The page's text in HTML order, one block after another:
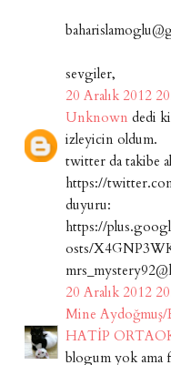
sevgiler,
20 Aralık 2012
Unknown dedi
izleyicin oldum.
twitter da takibe
https://
duyuru:
https://
osts/
20 Aralık 2012
Mine
HATİP
blogum yok ama